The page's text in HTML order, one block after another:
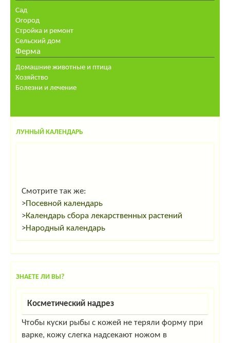
Сад
Огород
Стройка и ремонт
Сельский дом
Ферма
Домашние животные и птица
Хозяйство
Болезни и лечение
ЛУННЫЙ КАЛЕНДАРЬ
Смотрите так же:
>Посевной календарь
>Календарь сбора лекарственных растений
>Народный календарь
ЗНАЕТЕ ЛИ ВЫ?
Косметический надрез
Чтобы куски рыбы с кожей не теряли форму при
варке, кожу слегка надсекают ножом в